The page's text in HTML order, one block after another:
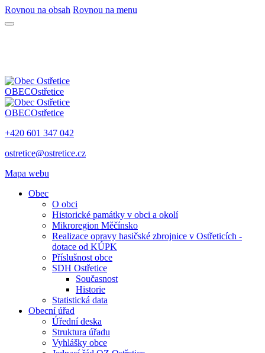
Rovnou na obsah Rovnou na menu
OBECOstřetice
OBECOstřetice
+420 601 347 042
ostretice@ostretice.cz
Mapa webu
Obec
O obci
Historické památky v obci a okolí
Mikroregion Měčínsko
Realizace opravy hasičské zbrojnice v Ostřeticích -
dotace od KÚPK
Příslušnost obce
SDH Ostřetice
Současnost
Historie
Statistická data
Obecní úřad
Úřední deska
Struktura úřadu
Vyhlášky obce